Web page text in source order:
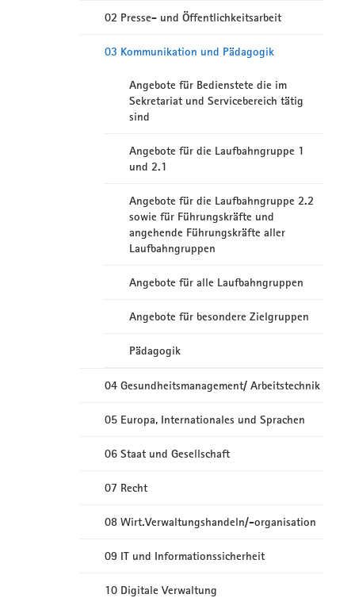
02 Presse- und Öffentlichkeitsarbeit
03 Kommunikation und Pädagogik
Angebote für Bedienstete die im
Sekretariat und Servicebereich tätig
sind
Angebote für die Laufbahngruppe 1
und 2.1
Angebote für die Laufbahngruppe 2.2
sowie für Führungskräfte und
angehende Führungskräfte aller
Laufbahngruppen
Angebote für alle Laufbahngruppen
Angebote für besondere Zielgruppen
Pädagogik
04 Gesundheitsmanagement/ Arbeitstechnik
05 Europa, Internationales und Sprachen
06 Staat und Gesellschaft
07 Recht
08 Wirt.Verwaltungshandeln/-organisation
09 IT und Informationssicherheit
10 Digitale Verwaltung